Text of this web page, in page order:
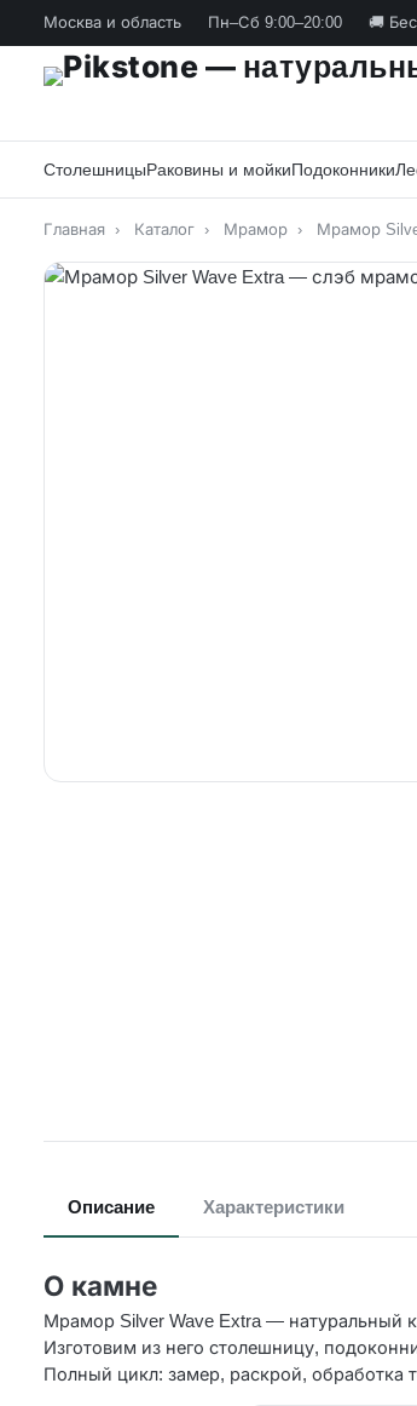
Москва и область Пн–Сб 9:00–20:00 🚚
СтолешницыРаковины и мойкиПодоконники
Главная › Каталог › Мрамор › Мрамор
Описание Характеристики
О камне
Мрамор Silver Wave Extra — натуральный
Изготовим из него столешницу,
Полный цикл: замер, раскрой, обработка